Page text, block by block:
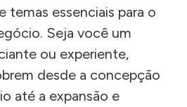
temas essenciais para o
Seja você um
ou experiente,
desde a concepção
até a expansão e